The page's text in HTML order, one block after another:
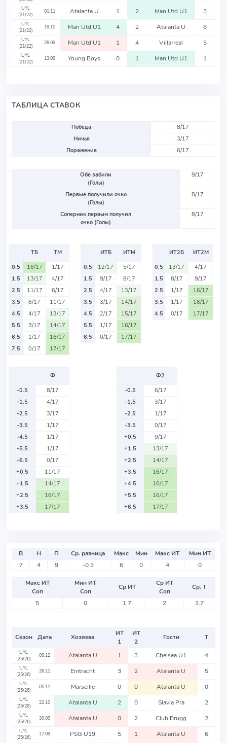
UYL
(21/22)
01.11 Atalanta U 1 2 Man Utd U1 3
UYL
(21/22)
19.10 Man Utd U1 4 2 Atalanta U 6
UYL
(21/22)
28.09 Man Utd U1 1 4 Villarreal 5
UYL
(21/22)
13.09 Young Boys 0 1 Man Utd U1 1
ТАБЛИЦА СТАВОК
Победа
8/17
Ничья
3/17
Поражение
6/17
Обе забили
(Голы)
9/17
Первые получили очко
(Голы)
8/17
Соперник первым получил
очко (Голы)
8/17
ТБ
ТМ
0.5
16/17
1/17
1.5
13/17
4/17
2.5
11/17
6/17
3.5
6/17
11/17
4.5
4/17
13/17
5.5
3/17
14/17
6.5
1/17
16/17
7.5
0/17 17/17
ИТБ
ИТМ
0.5
12/17
5/17
1.5
9/17
8/17
2.5
4/17
13/17
3.5
3/17
14/17
4.5
2/17
15/17
5.5
1/17
16/17
6.5
0/17 17/17
ИТ2Б
ИТ2М
0.5
13/17
4/17
1.5
8/17
9/17
2.5
1/17
16/17
3.5
1/17
16/17
4.5
0/17 17/17
Ф
-0.5
8/17
-1.5
4/17
-2.5
3/17
-3.5
1/17
-4.5
1/17
-5.5
1/17
-6.5
0/17
+0.5
11/17
+1.5
14/17
+2.5
16/17
+3.5
17/17
Ф2
-0.5
6/17
-1.5
3/17
-2.5
1/17
-3.5
0/17
+0.5
9/17
+1.5
13/17
+2.5
14/17
+3.5
16/17
+4.5
16/17
+5.5
16/17
+6.5
17/17
В Н П Ср. разница Макс Мин Макс ИТ
Мин ИТ
7
4 9 -0.3 6 0 4 0
Макс ИТ
Соп
Мин ИТ
Соп
Ср ИТ
Ср ИТ
Соп
Ср. Т
5
0 1.7 2 3.7
Сезон Дата Хозяева
ИТ
1
ИТ
2
Гости Т
UYL
(25/26)
09.12 Atalanta U 1 3 Chelsea U1 4
UYL
(25/26)
26.11 Eintracht 3 2 Atalanta U 5
UYL
(25/26)
05.11 Marseille 0 0 Atalanta U 0
UYL
(25/26)
22.10 Atalanta U 2 0 Slavia Pra 2
UYL
(25/26)
30.09 Atalanta U 0 2 Club Brugg 2
UYL
(25/26)
17.09 PSG U19 5 1 Atalanta U 6